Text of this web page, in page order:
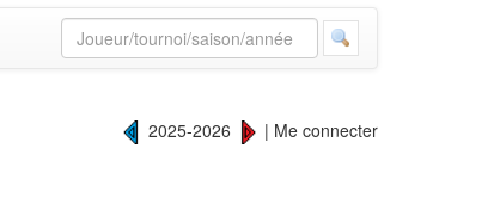
2025-2026 | Me connecter